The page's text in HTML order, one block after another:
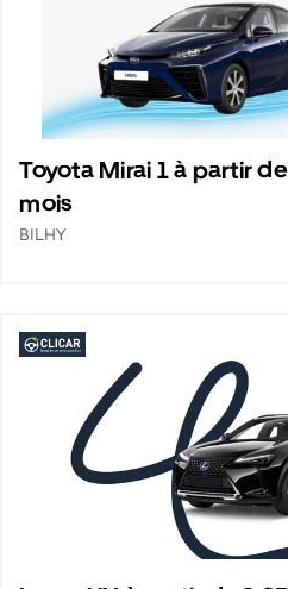
Toyota Mirai 1 à partir
mois
BILHY